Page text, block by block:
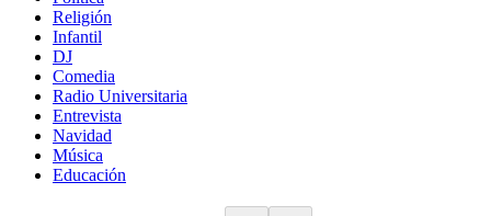
Religión
Infantil
DJ
Comedia
Radio Universitaria
Entrevista
Navidad
Música
Educación